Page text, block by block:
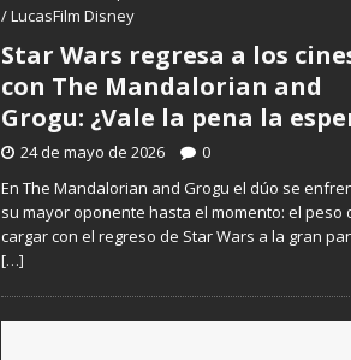
Star Wars regresa a los
con The Mandalorian and
Grogu: ¿Vale la pena la
24 de mayo de 2026
0
En The Mandalorian and Grogu el dúo se
su mayor oponente hasta el momento: el peso
cargar con el regreso de Star Wars a la gran
[…]